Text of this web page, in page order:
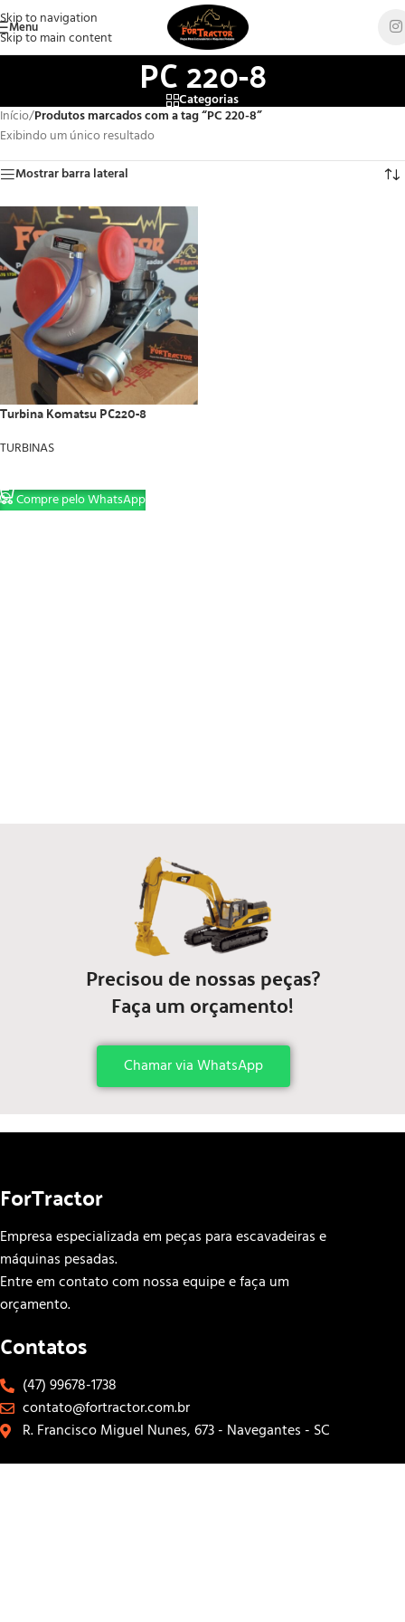
Skip to navigation
Skip to main content
Menu
PC 220-8
Categorias
Início/Produtos marcados com a tag “PC 220-8”
Exibindo um único resultado
Mostrar barra lateral
Turbina Komatsu PC220-8
TURBINAS
Compre pelo WhatsApp
Precisou de nossas peças?
Faça um orçamento!
Chamar via WhatsApp
ForTractor
Empresa especializada em peças para escavadeiras e
máquinas pesadas.
Entre em contato com nossa equipe e faça um
orçamento.
Contatos
(47) 99678-1738
contato@fortractor.com.br
R. Francisco Miguel Nunes, 673 - Navegantes - SC
Links Rápidos